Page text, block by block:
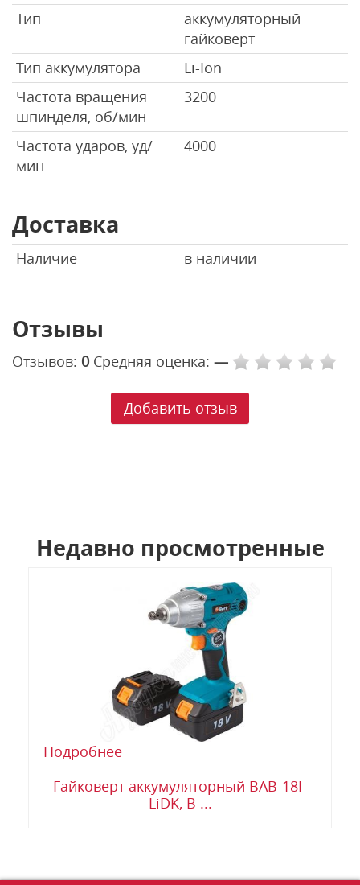
Тип
аккумуляторный
гайковерт
Тип аккумулятора
Li-Ion
Частота вращения
шпинделя, об/мин
3200
Частота ударов, уд/
мин
4000
Доставка
Наличие в наличии
Отзывы
Отзывов: 0 Средняя оценка: —
Добавить отзыв
Недавно просмотренные
Подробнее
Гайковерт аккумуляторный BAB-18I-
LiDK, B ...